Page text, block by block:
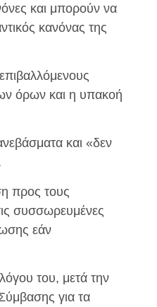
και μπορούν να
κανόνας της
όρων και η υπακοή
και «δεν
προς τους
συσσωρευμένες
εάν
του, μετά την
για τα